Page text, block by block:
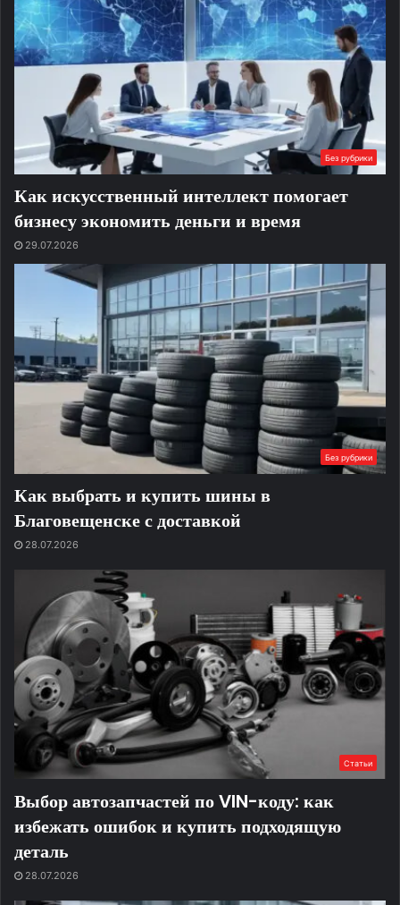
Без рубрики
Как искусственный интеллект помогает
бизнесу экономить деньги и время
29.07.2026
Без рубрики
Как выбрать и купить шины в
Благовещенске с доставкой
28.07.2026
Статьи
Выбор автозапчастей по VIN-коду: как
избежать ошибок и купить подходящую
деталь
28.07.2026